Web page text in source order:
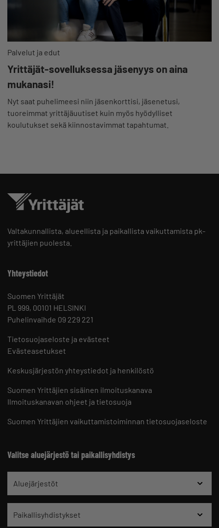
Palvelut ja edut
Yrittäjät-sovelluksessa jäsenyys on aina
mukanasi!
Nyt saat puhelimeesi niin jäsenkorttisi, jäsenetusi,
tuoreimmat yrittäjäuutiset kuin myös hyödylliset
koulutukset sekä kiinnostavimmat tapahtumat.
Valtakunnallista, alueellista ja paikallista vaikuttamista pk-
yrittäjien puolesta.
Yhteystiedot
Suomen Yrittäjät
PL 999, 00101 HELSINKI
Puhelinvaihde 09 229 221
Tietosuojaseloste ja evästeet
Evästeasetukset
Keskusjärjestön yhteystiedot ja henkilöstö
Suomen Yrittäjien sisäinen ilmoituskanava
Ilmoituskanavan ohjeet ja tietosuoja
Suomen Yrittäjien vaikuttamistoiminnan tietosuojaseloste
Valitse aluejärjestö tai paikallisyhdistys
Aluejärjestöt
Paikallisyhdistykset